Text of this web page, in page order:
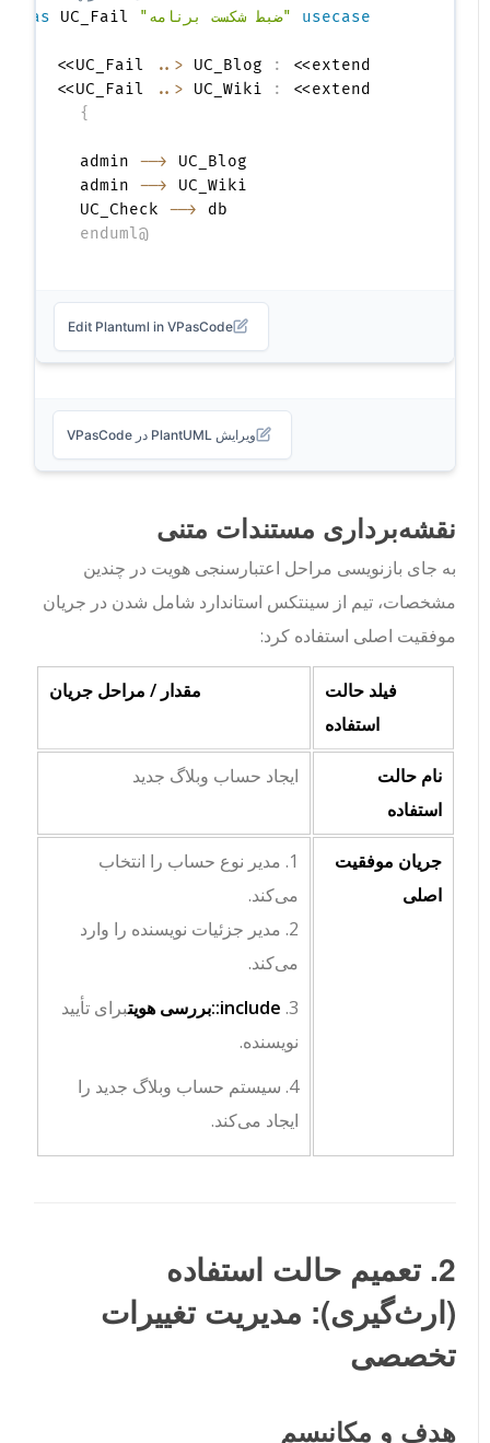
usecase "ضبط شکست برنامه" as
UC_Fail
..> UC_Blog :
<<extend>>
..> UC_Wiki : <<extend>>
admin -->
UC_Blog
admin -->
UC_Wiki
UC_Check --> db
Edit Plantuml in VPasCode
ویرایش PlantUML در VPasCode
نقشه‌برداری مستندات متنی
به جای بازنویسی مراحل اعتبارسنجی هویت در چندین
مشخصات، تیم از سینتکس استاندارد شامل شدن در جریان
موفقیت اصلی استفاده کرد:
فیلد حالت
استفاده
مقدار / مراحل جریان
نام حالت
استفاده
ایجاد حساب وبلاگ جدید
جریان موفقیت
اصلی
1. مدیر نوع حساب را انتخاب
می‌کند.
2. مدیر جزئیات نویسنده را وارد
می‌کند.
include::بررسی هویت
برای تأیید
نویسنده.
4. سیستم حساب وبلاگ جدید را
ایجاد می‌کند.
2. تعمیم حالت استفاده
(ارث‌گیری): مدیریت تغییرات
تخصصی
هدف و مکانیسم